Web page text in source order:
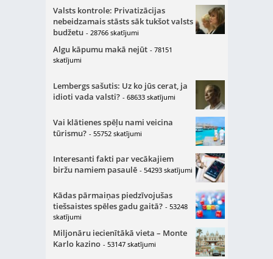
Valsts kontrole: Privatizācijas
nebeidzamais stāsts sāk tukšot valsts
budžetu - 28766 skatījumi
Algu kāpumu makā nejūt - 78151
skatījumi
Lembergs sašutis: Uz ko jūs cerat, ja
idioti vada valsti? - 68633 skatījumi
Vai klātienes spēļu nami veicina
tūrismu? - 55752 skatījumi
Interesanti fakti par vecākajiem
biržu namiem pasaulē - 54293 skatījumi
Kādas pārmaiņas piedzīvojušas
tiešsaistes spēles gadu gaitā? - 53248
skatījumi
Miljonāru iecienītākā vieta – Monte
Karlo kazino - 53147 skatījumi